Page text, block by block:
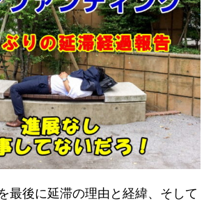
最後に延滞の理由と経緯、そして